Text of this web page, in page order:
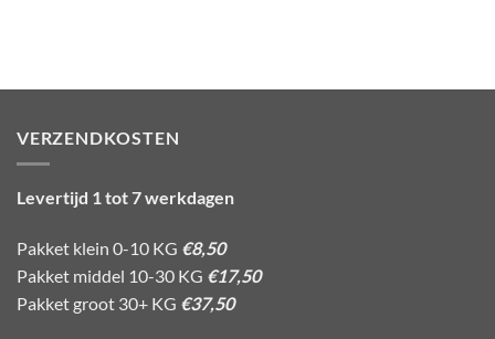
VERZENDKOSTEN
Levertijd 1 tot 7 werkdagen
Pakket klein 0-10 KG €8,50
Pakket middel 10-30 KG €17,50
Pakket groot 30+ KG €37,50